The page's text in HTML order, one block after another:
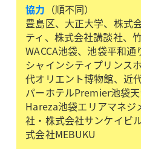
協力 （順不同）
豊島区、大正大学、株式
ティ、株式会社講談社、
WACCA池袋、池袋平和
シャインシティプリンス
代オリエント博物館、近
パーホテルPremier池袋
Hareza池袋エリアマネ
社・株式会社サンケイビ
式会社MEBUKU